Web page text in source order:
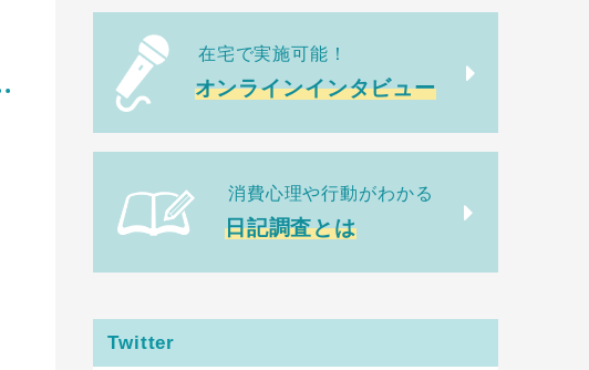
在宅で実施可能！
オンラインインタビュー
消費心理や行動がわかる
日記調査とは
Twitter